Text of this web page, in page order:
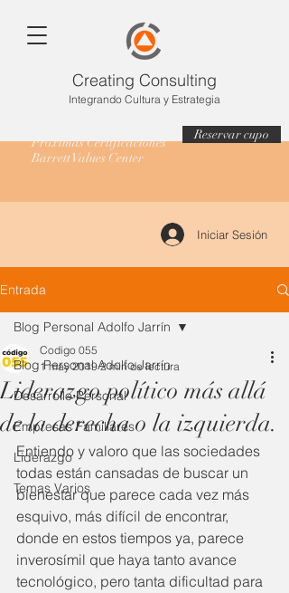
Creating Consulting
Integrando Cultura y Estrategia
Próximas Certificaciones
Barrett Values Center
Reservar cupo
Iniciar Sesión
Entrada
Blog Personal Adolfo Jarrín
Desarrollo Personal
Empresas Familiares
Liderazgo
Temas Varios
Blog Personal Adolfo Jarrín
Liderazgo político más allá
de la derecha o la izquierda.
Codigo 055
1 may 2019 2 min de lectura
Entiendo y valoro que las sociedades
todas están cansadas de buscar un
bienestar que parece cada vez más
esquivo, más difícil de encontrar,
donde en estos tiempos ya, parece
inverosímil que haya tanto avance
tecnológico, pero tanta dificultad para